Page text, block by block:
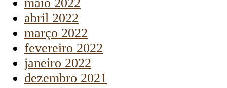
abril 2022
março 2022
fevereiro 2022
janeiro 2022
dezembro 2021